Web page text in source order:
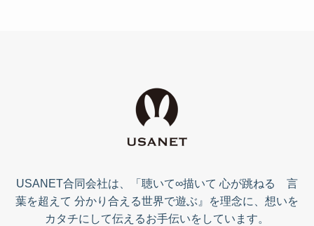
USANET合同会社は、「聴いて∞描いて 心が跳ねる 言
葉を超えて 分かり合える世界で遊ぶ』を理念に、想いを
カタチにして伝えるお手伝いをしています。